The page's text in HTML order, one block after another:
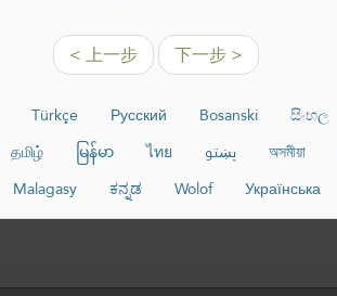
< 上一步 下一步 >
Türkçe Русский Bosanski සිංහල
தமிழ் မြန်မာ ไทย پښتو অসমীয়া
Malagasy ಕನ್ನಡ Wolof Українська